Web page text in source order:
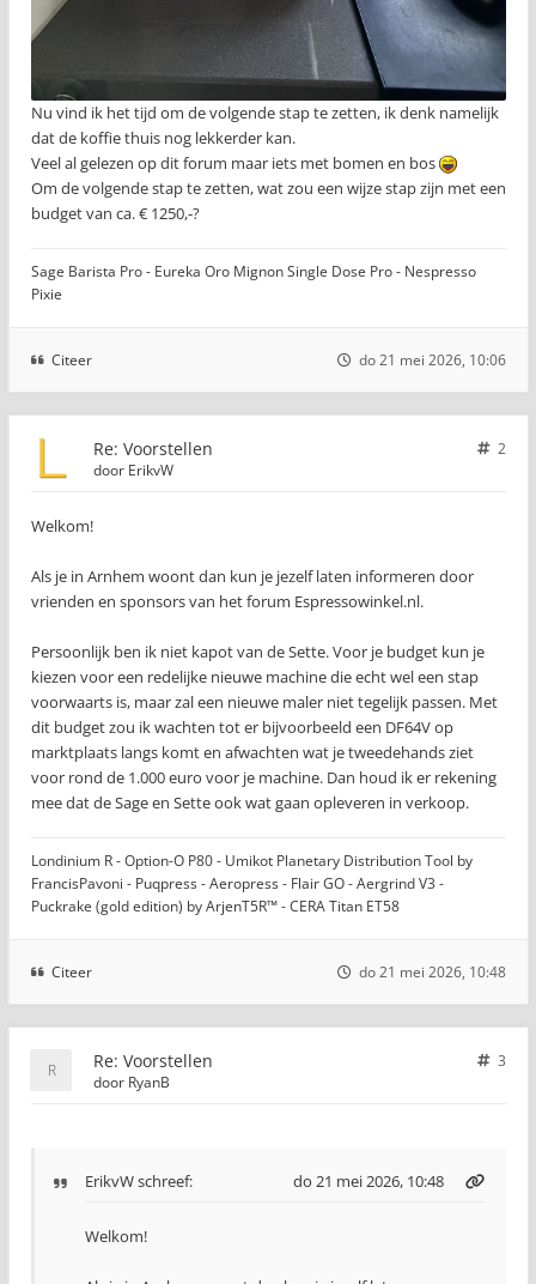
Nu vind ik het tijd om de volgende stap te zetten, ik denk namelijk
dat de koffie thuis nog lekkerder kan.
Veel al gelezen op dit forum maar iets met bomen en bos
Om de volgende stap te zetten, wat zou een wijze stap zijn met een
budget van ca. € 1250,-?
Sage Barista Pro - Eureka Oro Mignon Single Dose Pro - Nespresso
Pixie
Citeer do 21 mei 2026, 10:06
Re: Voorstellen
2
door ErikvW
Welkom!
Als je in Arnhem woont dan kun je jezelf laten informeren door
vrienden en sponsors van het forum Espressowinkel.nl.
Persoonlijk ben ik niet kapot van de Sette. Voor je budget kun je
kiezen voor een redelijke nieuwe machine die echt wel een stap
voorwaarts is, maar zal een nieuwe maler niet tegelijk passen. Met
dit budget zou ik wachten tot er bijvoorbeeld een DF64V op
marktplaats langs komt en afwachten wat je tweedehands ziet
voor rond de 1.000 euro voor je machine. Dan houd ik er rekening
mee dat de Sage en Sette ook wat gaan opleveren in verkoop.
Londinium R - Option-O P80 - Umikot Planetary Distribution Tool by
FrancisPavoni - Puqpress - Aeropress - Flair GO - Aergrind V3 -
Puckrake (gold edition) by ArjenT5R™ - CERA Titan ET58
Citeer do 21 mei 2026, 10:48
Re: Voorstellen
3
door RyanB
ErikvWschreef: do 21 mei 2026, 10:48
Welkom!